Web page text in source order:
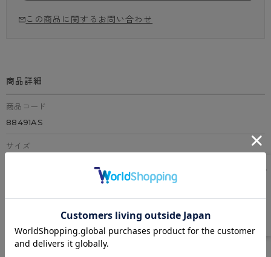
この商品に関するお問い合わせ
商品詳細
商品コード
88491AS
サイズ
全4色（ジュエルブルー、ハニーローズ、クリーム、ミント）
身生地：綿95%、ポリウレタン5%
テープ： ナイロン90%、ポリウレタン10％